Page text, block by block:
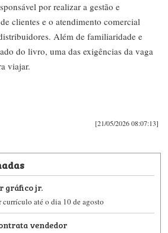
por realizar a gestão e
clientes e o atendimento comercial
Além de familiaridade e
do livro, uma das exigências da vaga
viajar.
[21/05/2026 08:07:13]
gráfico jr.
currículo até o dia 10 de agosto
vendedor